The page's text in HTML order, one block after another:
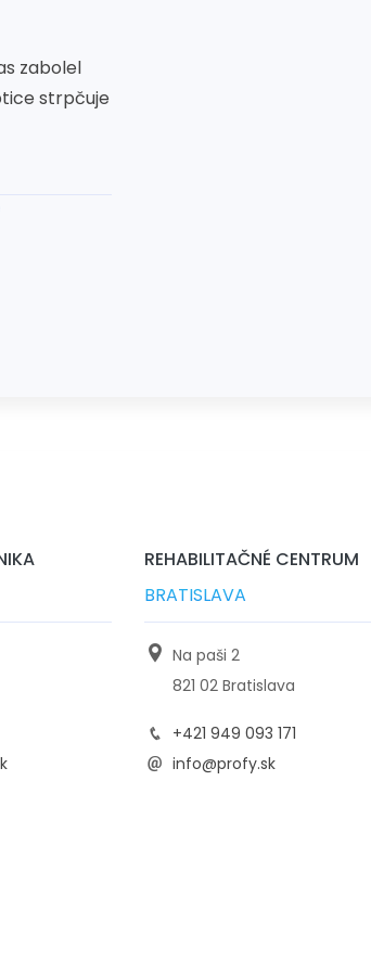
zabolel
strpčuje
REHABILITAČNÉ CENTRUM
BRATISLAVA
Na paši 2
821 02 Bratislava
+421 949 093 171
info@profy.sk